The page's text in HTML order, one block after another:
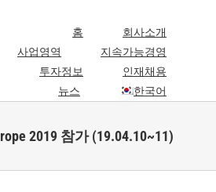
홈
회사소개
사업영역
지속가능경영
투자정보
인재채용
뉴스
한국어
2019 참가 (19.04.10~11)